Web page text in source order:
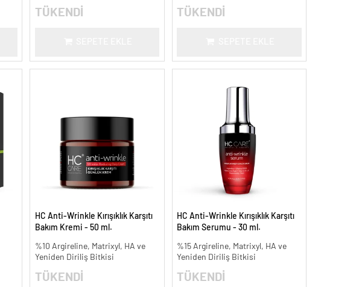
TÜKENDİ TÜKENDİ
HC Anti-Wrinkle Kırışıklık Karşıtı
Bakım Kremi - 50 ml.
%10 Argireline, Matrixyl, HA ve
Yeniden Diriliş Bitkisi
TÜKENDİ
HC Anti-Wrinkle Kırışıklık Karşıtı
Bakım Serumu - 30 ml.
%15 Argireline, Matrixyl, HA ve
Yeniden Diriliş Bitkisi
TÜKENDİ